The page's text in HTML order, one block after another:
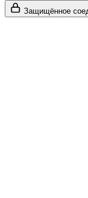
Защищённое